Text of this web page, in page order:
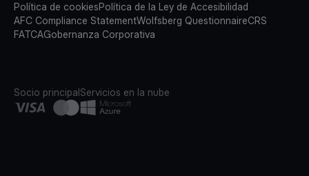
Política de cookiesPolítica de la Ley de Accesibilidad
AFC Compliance StatementWolfsberg QuestionnaireCRS
FATCAGobernanza Corporativa
Socio principalServicios en la nube